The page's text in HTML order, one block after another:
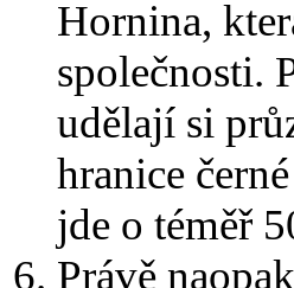
Hornina,
společnosti.
udělají si
hranice
jde o téměř
Právě